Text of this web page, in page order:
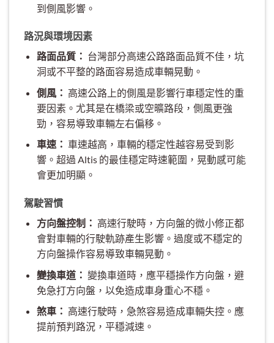
到側風影響。
路況與環境因素
路面品質： 台灣部分高速公路路面品質不佳，坑
洞或不平整的路面容易造成車輛晃動。
側風： 高速公路上的側風是影響行車穩定性的重
要因素。尤其是在橋梁或空曠路段，側風更強
勁，容易導致車輛左右偏移。
車速： 車速越高，車輛的穩定性越容易受到影
響。超過 Altis 的最佳穩定時速範圍，晃動感可能
會更加明顯。
駕駛習慣
方向盤控制： 高速行駛時，方向盤的微小修正都
會對車輛的行駛軌跡產生影響。過度或不穩定的
方向盤操作容易導致車輛晃動。
變換車道： 變換車道時，應平穩操作方向盤，避
免急打方向盤，以免造成車身重心不穩。
煞車： 高速行駛時，急煞容易造成車輛失控。應
提前預判路況，平穩減速。